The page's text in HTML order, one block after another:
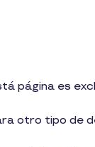
página es
otro tipo de